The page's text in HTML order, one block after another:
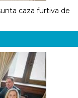
caza furtiva de